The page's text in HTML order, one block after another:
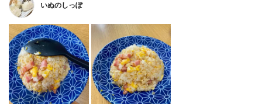
いぬのしっぽ